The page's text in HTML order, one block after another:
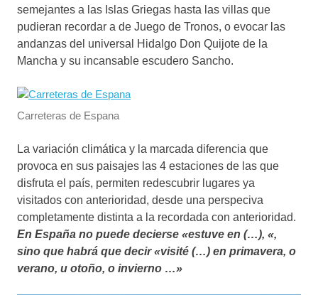
semejantes a las Islas Griegas hasta las villas que
pudieran recordar a de Juego de Tronos, o evocar las
andanzas del universal Hidalgo Don Quijote de la
Mancha y su incansable escudero Sancho.
Carreteras de Espana
La variación climática y la marcada diferencia que
provoca en sus paisajes las 4 estaciones de las que
disfruta el país, permiten redescubrir lugares ya
visitados con anterioridad, desde una perspeciva
completamente distinta a la recordada con anterioridad.
En España no puede decierse «estuve en (…), «,
sino que habrá que decir «visité (…) en primavera, o
verano, u otoño, o invierno …»